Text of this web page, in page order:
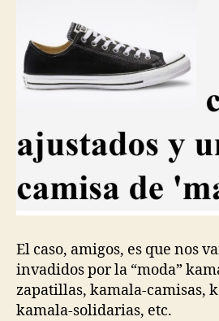
El caso, amigos, es que nos
invadidos por la “moda”
zapatillas, kamala-camisas,
kamala-solidarias, etc.